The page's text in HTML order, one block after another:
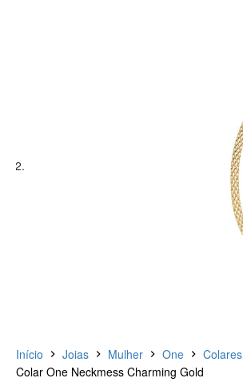
Início Joias Mulher One
Colares
Colar One Neckmess Charming Gold